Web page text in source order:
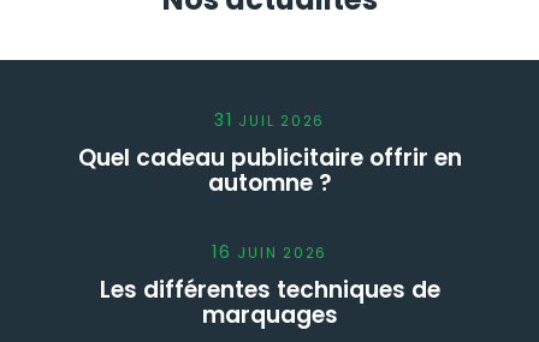
31 JUIL 2026
Quel cadeau publicitaire offrir en
automne ?
16 JUIN 2026
Les différentes techniques de
marquages